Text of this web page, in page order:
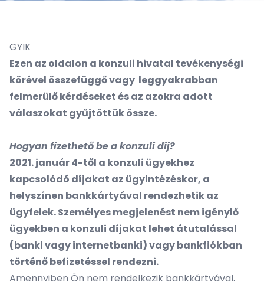
GYIK
Ezen az oldalon a konzuli hivatal tevékenységi
körével összefüggő vagy leggyakrabban
felmerülő kérdéseket és az azokra adott
válaszokat gyűjtöttük össze.
Hogyan fizethető be a konzuli díj?
2021. január 4-től a konzuli ügyekhez
kapcsolódó díjakat az ügyintézéskor, a
helyszínen bankkártyával rendezhetik az
ügyfelek. Személyes megjelenést nem igénylő
ügyekben a konzuli díjakat lehet átutalással
(banki vagy internetbanki) vagy bankfiókban
történő befizetéssel rendezni.